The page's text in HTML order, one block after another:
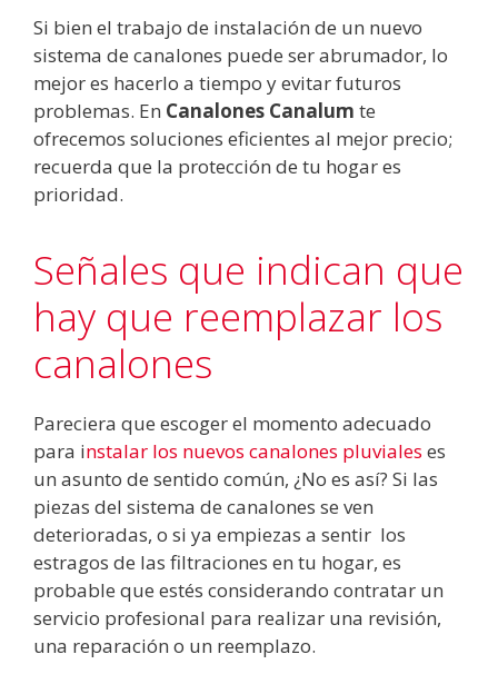
Si bien el trabajo de instalación de un nuevo
sistema de canalones puede ser abrumador, lo
mejor es hacerlo a tiempo y evitar futuros
problemas. En Canalones Canalum te
ofrecemos soluciones eficientes al mejor precio;
recuerda que la protección de tu hogar es
prioridad.
Señales que indican que
hay que reemplazar los
canalones
Pareciera que escoger el momento adecuado
para instalar los nuevos canalones pluviales es
un asunto de sentido común, ¿No es así? Si las
piezas del sistema de canalones se ven
deterioradas, o si ya empiezas a sentir los
estragos de las filtraciones en tu hogar, es
probable que estés considerando contratar un
servicio profesional para realizar una revisión,
una reparación o un reemplazo.